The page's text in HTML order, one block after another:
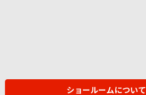
ショールームについて